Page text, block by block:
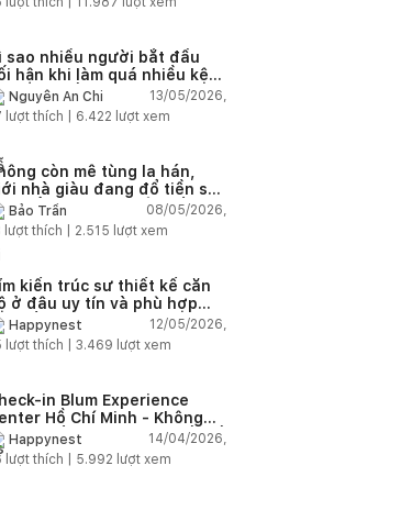
sao nhiều người bắt đầu
hận khi làm quá nhiều kệ
trong bếp?
Nguyễn An Chi
13/05/2026,
lượt thích | 6.422 lượt xem
còn mê tùng la hán,
nhà giàu đang đổ tiền săn
cổ thụ từ châu Âu về ban
Bảo Trần
08/05/2026,
lượt thích | 2.515 lượt xem
kiến trúc sư thiết kế căn
ở đâu uy tín và phù hợp
cầu năm 2026?
Happynest
12/05/2026,
lượt thích | 3.469 lượt xem
in Blum Experience
Hồ Chí Minh - Không
truyền cảm hứng thiết kế
thất
Happynest
14/04/2026,
lượt thích | 5.992 lượt xem